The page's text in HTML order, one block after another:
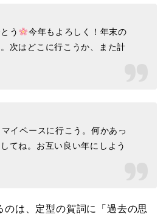
う
今年もよろしく！年末の
次はどこに行こうか、また計
イペースに行こう。何かあっ
てね。お互い良い年にしよう
のは、定型の賀詞に「過去の思